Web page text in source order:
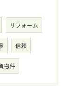
リフォーム
信頼
物件